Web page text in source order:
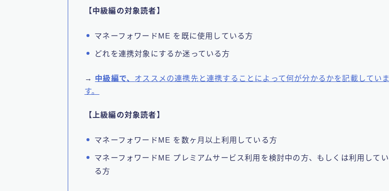
【中級編の対象読者】
マネーフォワードME を既に使用している方
どれを連携対象にするか迷っている方
→ 中級編で、 オススメの連携先と連携することによって何が分かるかを記載していま
す。
【上級編の対象読者】
マネーフォワードME を数ヶ月以上利用している方
マネーフォワードME プレミアムサービス利用を検討中の方、もしくは利用してい
る方